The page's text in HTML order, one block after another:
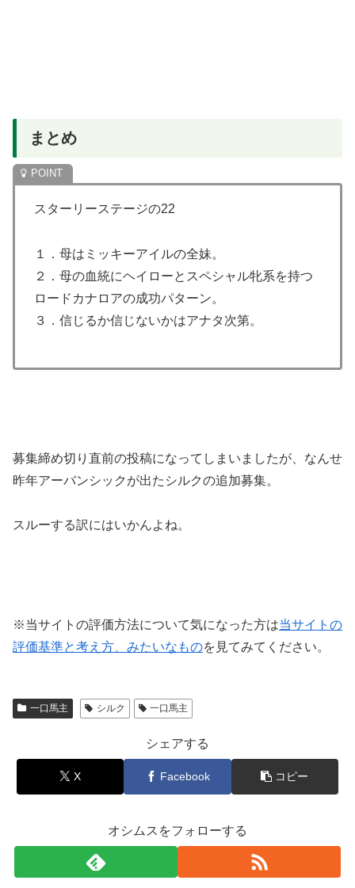
まとめ
スターリーステージの22
１．母はミッキーアイルの全妹。
２．母の血統にヘイローとスペシャル牝系を持つ
ロードカナロアの成功パターン。
３．信じるか信じないかはアナタ次第。
募集締め切り直前の投稿になってしまいましたが、なんせ
昨年アーバンシックが出たシルクの追加募集。
スルーする訳にはいかんよね。
※当サイトの評価方法について気になった方は当サイトの
評価基準と考え方、みたいなものを見てみてください。
一口馬主 シルク 一口馬主
シェアする
X Facebook コピー
オシムスをフォローする